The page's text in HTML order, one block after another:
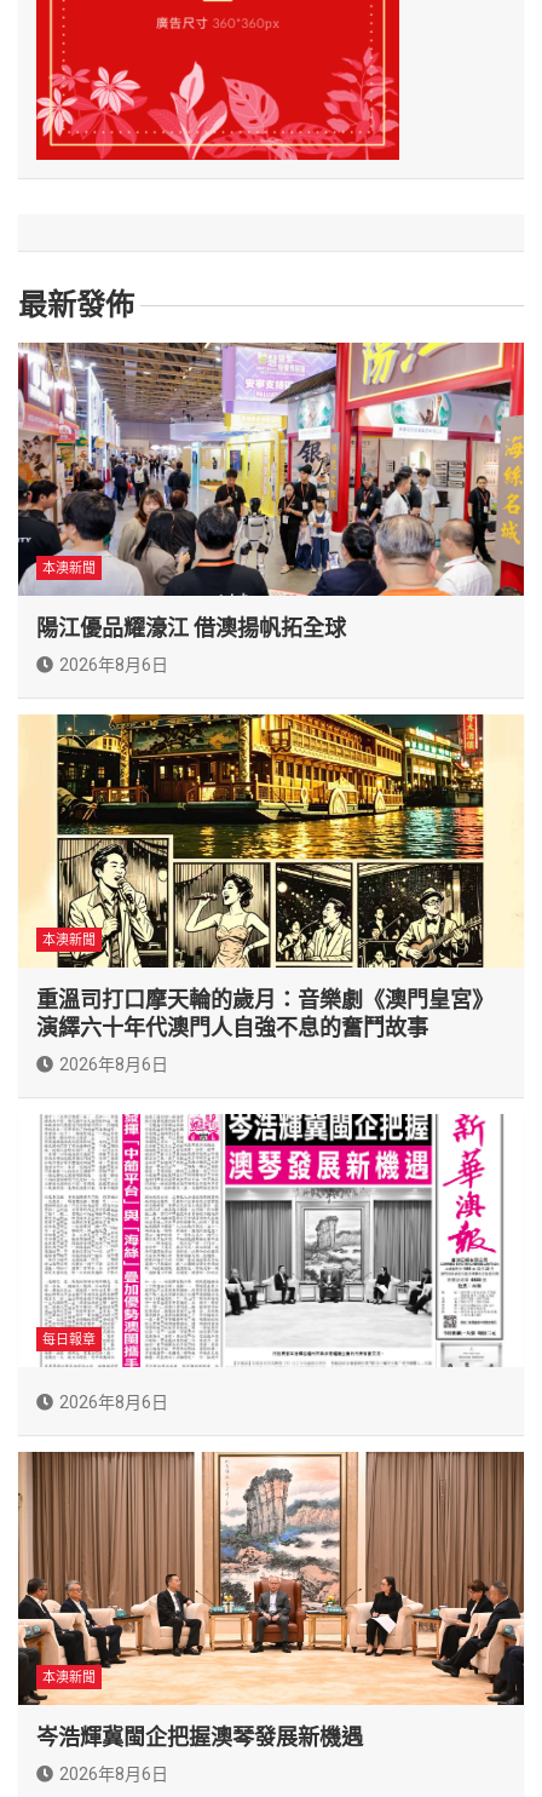
最新發佈
本澳新聞
陽江優品耀濠江 借澳揚帆拓全球
2026年8月6日
本澳新聞
重溫司打口摩天輪的歲月：音樂劇《澳門皇宮》
演繹六十年代澳門人自強不息的奮鬥故事
2026年8月6日
每日報章
2026年8月6日
本澳新聞
岑浩輝冀閩企把握澳琴發展新機遇
2026年8月6日